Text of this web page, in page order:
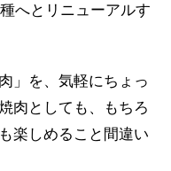
へとリニューアルす
」を、気軽にちょっ
肉としても、もちろ
楽しめること間違い